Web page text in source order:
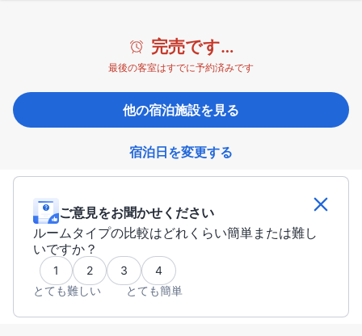
完売です…
最後の客室はすでに予約済みです
他の宿泊施設を見る
宿泊日を変更する
ご意見をお聞かせください
ルームタイプの比較はどれくらい簡単または難し
いですか？
1 2 3
4
とても難しい
とても簡単